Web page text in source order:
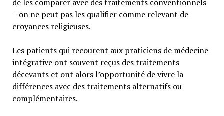
de les comparer avec des traitements conventionnels
– on ne peut pas les qualifier comme relevant de
croyances religieuses.
Les patients qui recourent aux praticiens de médecine
intégrative ont souvent reçus des traitements
décevants et ont alors l’opportunité de vivre la
différences avec des traitements alternatifs ou
complémentaires.